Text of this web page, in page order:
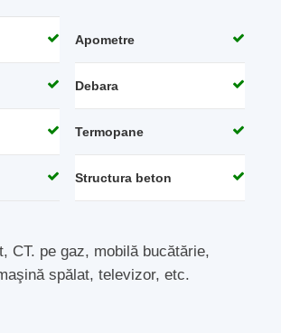
Apometre
Debara
Termopane
Structura beton
CT. pe gaz, mobilă bucătărie,
spălat, televizor, etc.